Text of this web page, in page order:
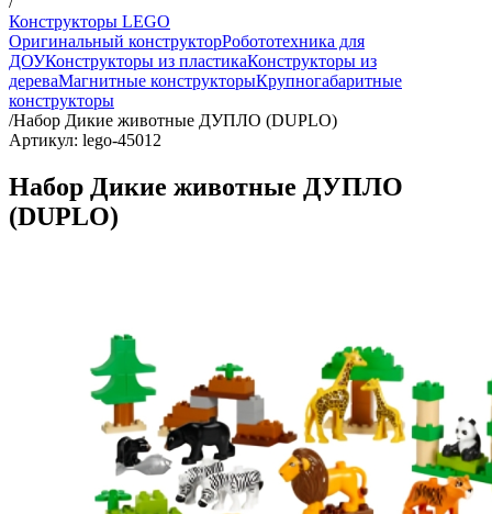
Конструкторы LEGO
Оригинальный конструкторРобототехника для
ДОУКонструкторы из пластикаКонструкторы из
дереваМагнитные конструкторыКрупногабаритные
конструкторы
/Набор Дикие животные ДУПЛО (DUPLO)
Артикул: lego-45012
Набор Дикие животные ДУПЛО
(DUPLO)